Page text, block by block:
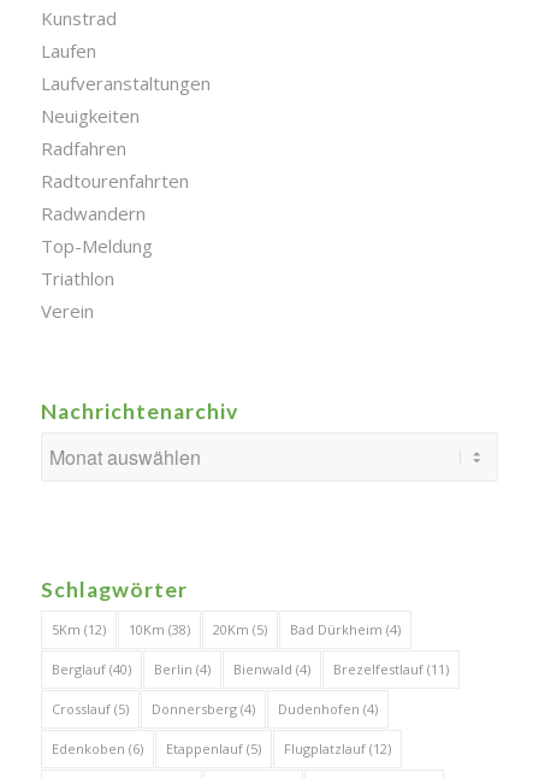
Kunstrad
Laufen
Laufveranstaltungen
Neuigkeiten
Radfahren
Radtourenfahrten
Radwandern
Top-Meldung
Triathlon
Verein
Nachrichtenarchiv
Schlagwörter
5Km (12) 10Km (38) 20Km (5) Bad Dürkheim (4)
Berglauf(40) Berlin (4) Bienwald (4) Brezelfestlauf(11)
Crosslauf(5) Donnersberg(4) Dudenhofen (4)
Edenkoben (6) Etappenlauf(5) Flugplatzlauf(12)